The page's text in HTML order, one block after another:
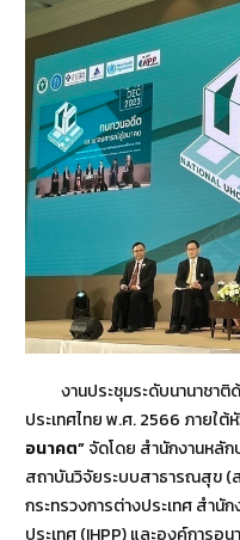
งานประชุมระดับนานาชาติ
ประเทศไทย พ.ศ. 2566 ภายใต้
อนาคต”จัดโดย สำนักงานหลั
สถาบันวิจัยระบบสาธารณสุข (
กระทรวงการต่างประเทศ สำ
ประเทศ (IHPP) และองค์การอ